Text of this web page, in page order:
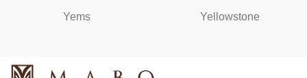
Yems Yellowstone